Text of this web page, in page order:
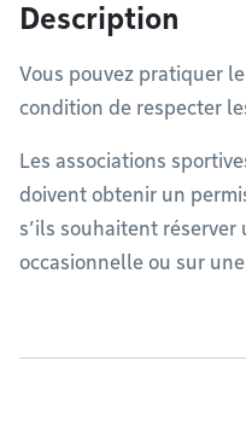
Description
Vous pouvez pratiquer
condition de respecter
Les associations
doivent obtenir un
s’ils souhaitent
occasionnelle ou sur